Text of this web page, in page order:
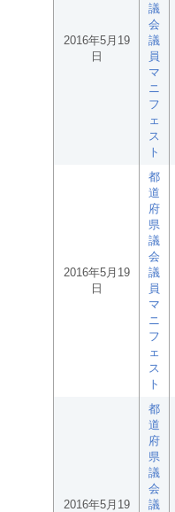
2016年5月19
日
議
会
議
員
マ
ニ
フ
ェ
ス
ト
2016年5月19
日
都
道
府
県
議
会
議
員
マ
ニ
フ
ェ
ス
ト
2016年5月19
都
道
府
県
議
会
議